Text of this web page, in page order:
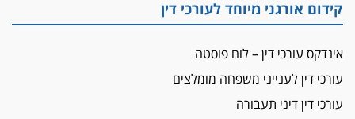
מאסר לעורך הדין
פיקטיביות בשם פלסטינים
על המידתיות
ביה"ד המשמעתי ביטל השעיה לצמיתות של
קידום אורגני מיוחד לעורכי דין
אינדקס עורכי דין – לוח פוסטה
עורכי דין לענייני משפחה מומלצים
עורכי דין דיני תעבורה